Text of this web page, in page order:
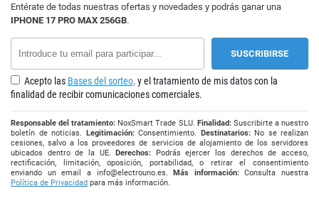
Entérate de todas nuestras ofertas y novedades y podrás ganar una
IPHONE 17 PRO MAX 256GB.
Acepto las Bases del sorteo, y el tratamiento de mis datos con la
finalidad de recibir comunicaciones comerciales.
Responsable del tratamiento: NoxSmart Trade SLU. Finalidad:Suscribirte a nuestro
boletín de noticias. Legitimación:Consentimiento. Destinatarios:No se realizan
cesiones, salvo a los proveedores de servicios de alojamiento de los servidores
ubicados dentro de la UE.Derechos: Podrás ejercer los derechos de acceso,
rectificación, limitación, oposición, portabilidad, o retirar el consentimiento
enviando un email a info@electrouno.es.Más información:Consulta nuestra
Política de Privacidad para más información.